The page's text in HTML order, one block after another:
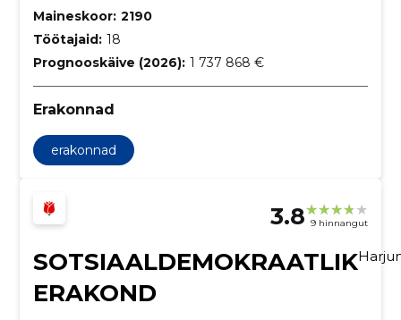
Maineskoor: 2190
Töötajaid: 18
Prognooskäive (2026): 1 737 868 €
Erakonnad
erakonnad
3.8 9 hinnangut
SOTSIAALDEMOKRAATLIK
ERAKOND